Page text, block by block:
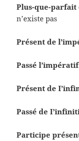
Plus-que-
n’existe pas
Présent de
Passé
Présent de
Passé de
Participe